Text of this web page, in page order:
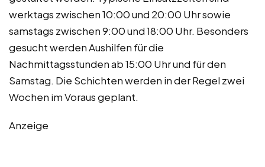
werktags zwischen 10:00 und 20:00 Uhr sowie
samstags zwischen 9:00 und 18:00 Uhr. Besonders
gesucht werden Aushilfen für die
Nachmittagsstunden ab 15:00 Uhr und für den
Samstag. Die Schichten werden in der Regel zwei
Wochen im Voraus geplant.
Anzeige